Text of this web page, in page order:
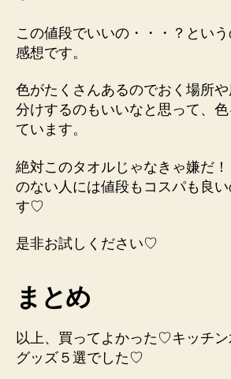
この値段でいいの・・・？とい
感想です。
色がたくさんあるのでおく場所
分けするのもいいなと思って、
ています。
絶対このタオルじゃなきゃ嫌だ
のない人には値段もコスパも良
す♡
是非お試しください♡
まとめ
以上、買ってよかった♡キッチン
グッズ５選でした♡